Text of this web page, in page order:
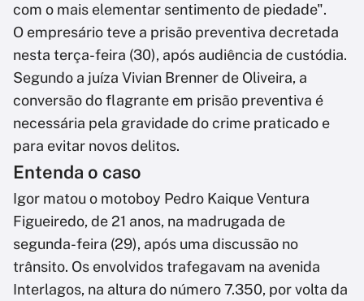
com o mais elementar sentimento de piedade".
O empresário teve a prisão preventiva decretada
nesta terça-feira (30), após audiência de custódia.
Segundo a juíza Vivian Brenner de Oliveira, a
conversão do flagrante em prisão preventiva é
necessária pela gravidade do crime praticado e
para evitar novos delitos.
Entenda o caso
Igor matou o motoboy Pedro Kaique Ventura
Figueiredo, de 21 anos, na madrugada de
segunda-feira (29), após uma discussão no
trânsito. Os envolvidos trafegavam na avenida
Interlagos, na altura do número 7.350, por volta da